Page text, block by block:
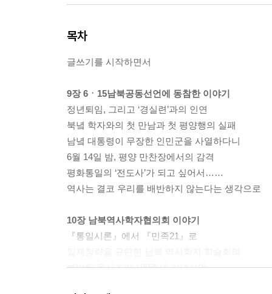
목차
글쓰기를 시작하면서
9장 6ㆍ15남북공동선언에 동참한 이야기
정년퇴임, 그리고 ‘경실련’과의 인연
북녘 학자와의 첫 만남과 첫 평양행의 실패
남녘 대통령이 무장한 인민군을 사열하다니
6월 14일 밤, 평양 만찬장에서의 감격
평화통일의 ‘전도사’가 되고 싶어서……
역사는 결코 우리를 배반하지 않는다는 생각으로
10장 남북역사학자협의회 이야기
『통일시론』에서 『민족21』로
불발된 을사조약 100주년 기념사업